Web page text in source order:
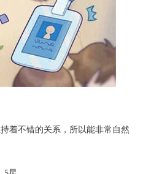
着不错的关系，所以能非常自然